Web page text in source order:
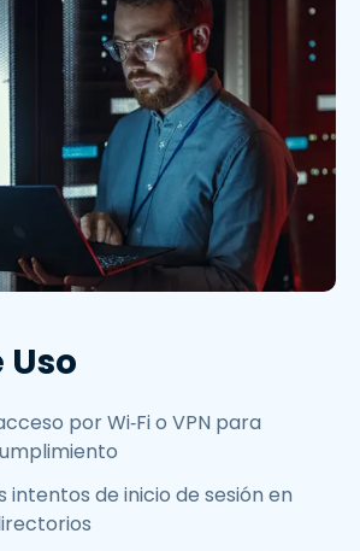
Uso
por Wi‑Fi o VPN para
intentos de inicio de sesión en